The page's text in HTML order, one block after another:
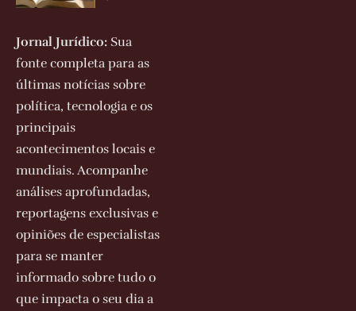
Jornal Jurídico: Sua
fonte completa para as
últimas notícias sobre
política, tecnologia e os
principais
acontecimentos locais e
mundiais. Acompanhe
análises aprofundadas,
reportagens exclusivas e
opiniões de especialistas
para se manter
informado sobre tudo o
que impacta o seu dia a